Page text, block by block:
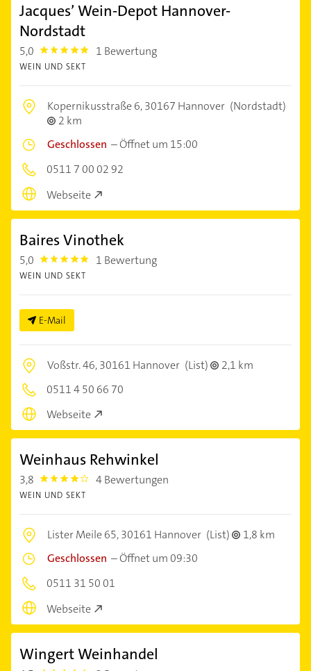
Jacques’ Wein-Depot Hannover-
Nordstadt
5,0 5.0 1 Bewertung
WEIN UND SEKT
Kopernikusstraße 6,30167 Hannover (Nordstadt)
2 km
Geschlossen –Öffnet um 15:00
0511 7 00 02 92
Webseite
Baires Vinothek
5,0 5.0 1 Bewertung
WEIN UND SEKT
E-Mail
Voßstr. 46,30161 Hannover (List)
2,1 km
0511 4 50 66 70
Webseite
Weinhaus Rehwinkel
3,8 3.8 4 Bewertungen
WEIN UND SEKT
Lister Meile 65,30161 Hannover (List)
1,8 km
Geschlossen –Öffnet um 09:30
0511 31 50 01
Webseite
Wingert Weinhandel